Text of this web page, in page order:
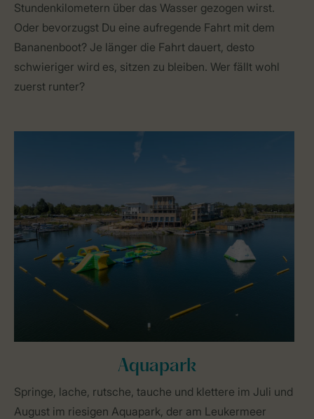
Stundenkilometern über das Wasser gezogen wirst.
Oder bevorzugst Du eine aufregende Fahrt mit dem
Bananenboot? Je länger die Fahrt dauert, desto
schwieriger wird es, sitzen zu bleiben. Wer fällt wohl
zuerst runter?
Aquapark
Springe, lache, rutsche, tauche und klettere im Juli und
August im riesigen Aquapark, der am Leukermeer